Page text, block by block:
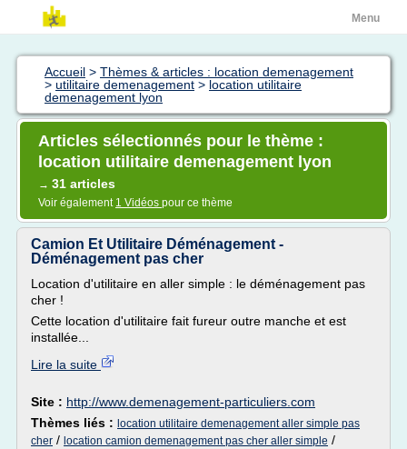
Menu
Accueil > Thèmes & articles : location demenagement
> utilitaire demenagement > location utilitaire
demenagement lyon
Articles sélectionnés pour le thème :
location utilitaire demenagement lyon
→ 31 articles
Voir également 1 Vidéos pour ce thème
Camion Et Utilitaire Déménagement -
Déménagement pas cher
Location d'utilitaire en aller simple : le déménagement pas
cher !
Cette location d'utilitaire fait fureur outre manche et est
installée...
Lire la suite
Site : http://www.demenagement-particuliers.com
Thèmes liés : location utilitaire demenagement aller simple pas
cher / location camion demenagement pas cher aller simple /